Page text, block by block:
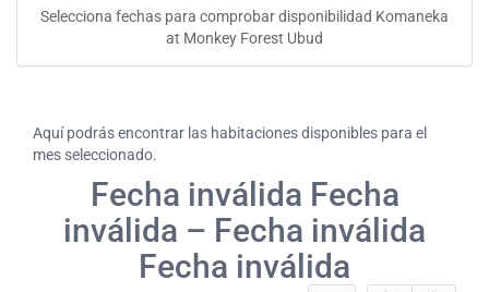
Selecciona fechas para comprobar disponibilidad Komaneka
at Monkey Forest Ubud
Aquí podrás encontrar las habitaciones disponibles para el
mes seleccionado.
Fecha inválida Fecha
inválida – Fecha inválida
Fecha inválida